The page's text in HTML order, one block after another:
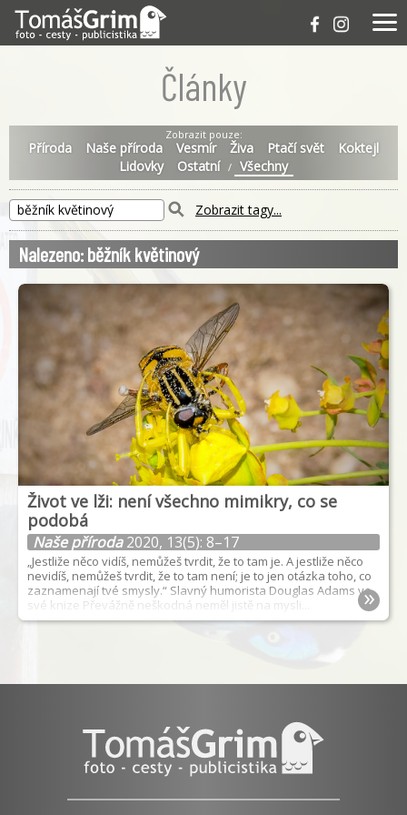
Články
Zobrazit pouze:
Příroda Naše příroda Vesmír Živa Ptačí svět
Koktejl
Lidovky
Ostatní / Všechny
Zobrazit tagy...
Nalezeno: běžník květinový
Život ve lži: není všechno mimikry, co se
podobá
Naše příroda2020, 13(5): 8–17
„Jestliže něco vidíš, nemůžeš tvrdit, že to tam je. A jestliže něco
nevidíš, nemůžeš tvrdit, že to tam není; je to jen otázka toho, co
zaznamenají tvé smysly.“ Slavný humorista Douglas Adams ve
své knize Převážně neškodná neměl jistě na mysli...
»